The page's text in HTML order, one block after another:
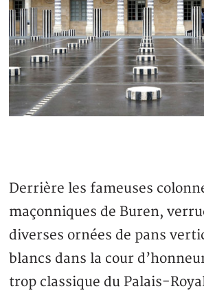
Derrière les fameuses
maçonniques de Buren,
diverses ornées de pans
blancs dans la cour
trop classique du Palais-